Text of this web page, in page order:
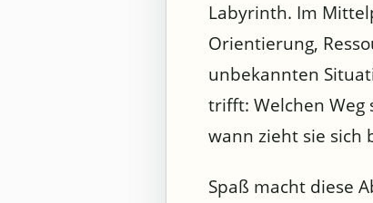
Labyrinth. Im
Orientierung,
unbekannten
trifft: Welchen Weg
wann zieht sie sich
Spaß macht diese